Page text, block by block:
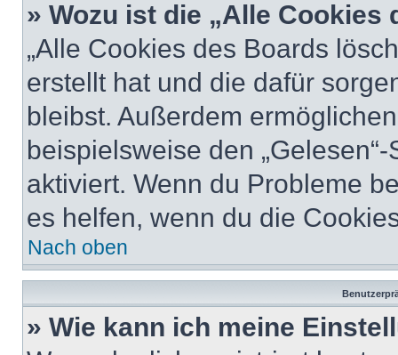
» Wozu ist die „Alle
„Alle Cookies des Boards
erstellt hat und die dafür
bleibst. Außerdem
beispielsweise den
aktiviert. Wenn du Probleme
es helfen, wenn du die
Nach oben
» Wie kann ich meine